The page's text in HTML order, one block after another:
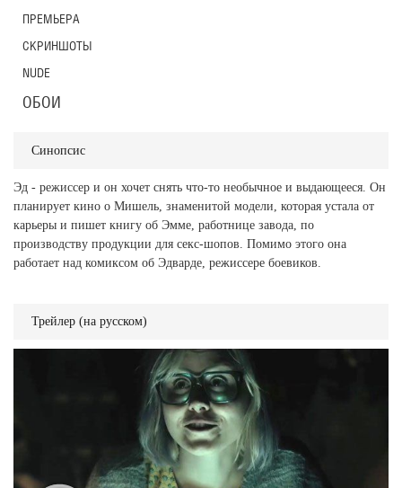
Синопсис
Эд - режиссер и он хочет снять что-то необычное и выдающееся. Он
планирует кино о Мишель, знаменитой модели, которая устала от
карьеры и пишет книгу об Эмме, работнице завода, по
производству продукции для секс-шопов. Помимо этого она
работает над комиксом об Эдварде, режиссере боевиков.
Трейлер (на русском)
ПРЕМЬЕРА
СКРИНШОТЫ
NUDE
ОБОИ